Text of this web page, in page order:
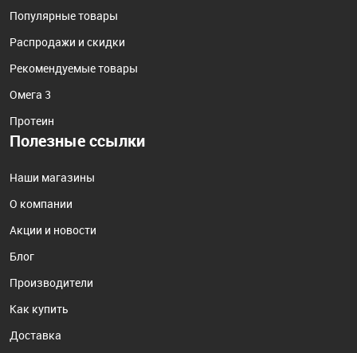
Популярные товары
Распродажи и скидки
Рекомендуемые товары
Омега 3
Протеин
Полезные ссылки
Наши магазины
О компании
Акции и новости
Блог
Производители
Как купить
Доставка